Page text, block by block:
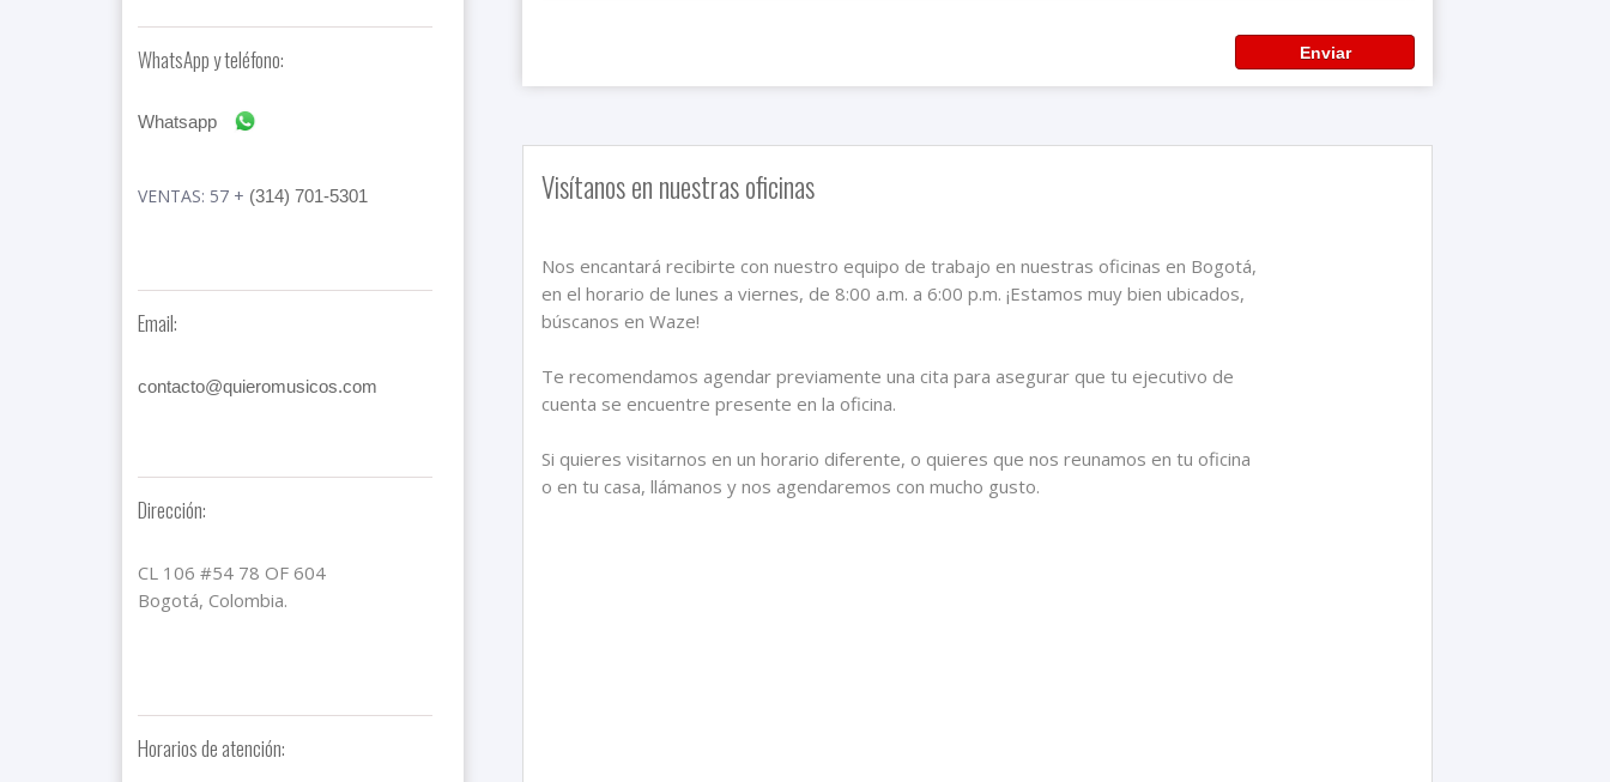
WhatsApp y teléfono:
Whatsapp
VENTAS: 57 + (314) 701-5301
Email:
contacto@quieromusicos.com
Dirección:
CL 106 #54 78 OF 604
Bogotá, Colombia.
Horarios de atención:
Enviar
Visítanos en nuestras oficinas
Nos encantará recibirte con nuestro equipo de trabajo en nuestras oficinas en Bogotá,
en el horario de lunes a viernes, de 8:00 a.m. a 6:00 p.m. ¡Estamos muy bien ubicados,
búscanos en Waze!
Te recomendamos agendar previamente una cita para asegurar que tu ejecutivo de
cuenta se encuentre presente en la oficina.
Si quieres visitarnos en un horario diferente, o quieres que nos reunamos en tu oficina
o en tu casa, llámanos y nos agendaremos con mucho gusto.